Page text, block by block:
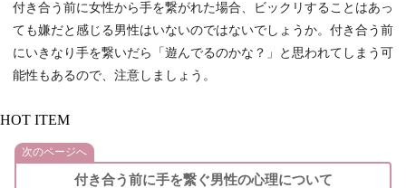
付き合う前に女性から手を繋がれた場合、ビックリすることはあっ
ても嫌だと感じる男性はいないのではないでしょうか。付き合う前
にいきなり手を繋いだら「遊んでるのかな？」と思われてしまう可
能性もあるので、注意しましょう。
HOT ITEM
次のページへ
付き合う前に手を繋ぐ男性の心理について